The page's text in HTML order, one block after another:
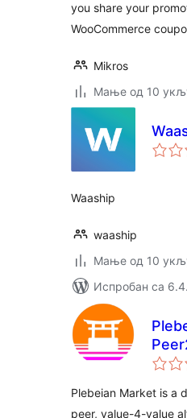
you share your
WooCommerce
Mikros
Мање од 10
Waaship
waaship
Мање од 10
Испробан са
Plebeian Market is a
peer, value-4-value